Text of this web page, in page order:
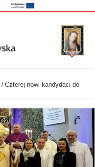
/ Czterej nowi kandydaci do